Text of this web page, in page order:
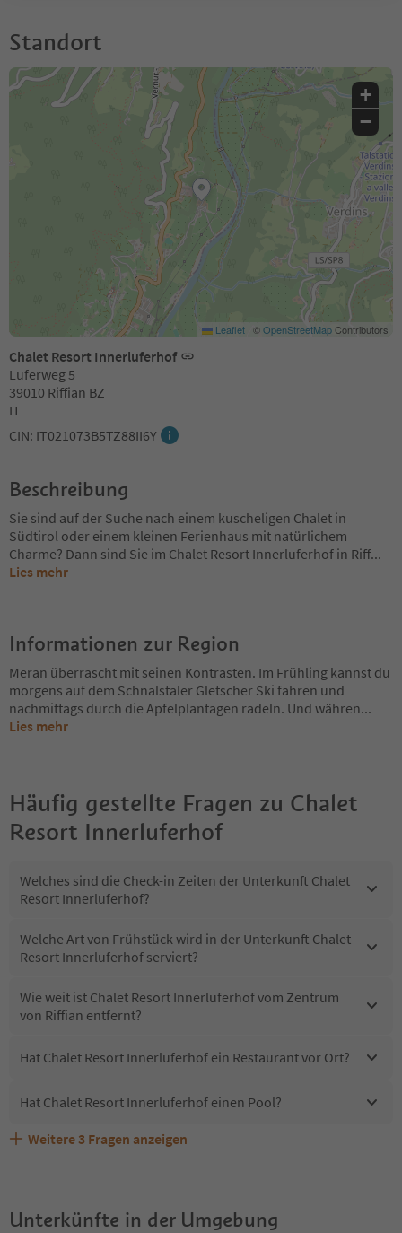
Standort
Chalet Resort Innerluferhof
Luferweg 5
39010 Riffian BZ
IT
CIN: IT021073B5TZ88II6Y
+
−
Leaflet | ©OpenStreetMapContributors
Beschreibung
Sie sind auf der Suche nach einem kuscheligen Chalet in
Südtirol oder einem kleinen Ferienhaus mit natürlichem
Charme? Dann sind Sie im Chalet Resort Innerluferhof in Riff...
Lies mehr
Informationen zur Region
Meran überrascht mit seinen Kontrasten. Im Frühling kannst du
morgens auf dem Schnalstaler Gletscher Ski fahren und
nachmittags durch die Apfelplantagen radeln. Und währen...
Lies mehr
Häufig gestellte Fragen zu Chalet
Resort Innerluferhof
Welches sind die Check-in Zeiten der Unterkunft Chalet
Resort Innerluferhof?
Welche Art von Frühstück wird in der Unterkunft Chalet
Resort Innerluferhof serviert?
Wie weit ist Chalet Resort Innerluferhof vom Zentrum
von Riffian entfernt?
Hat Chalet Resort Innerluferhof ein Restaurant vor Ort?
Hat Chalet Resort Innerluferhof einen Pool?
Sind Haustiere in der Unterkunft Chalet Resort
Welche Services bietet Chalet Resort Innerluferhof?
Erhalten die Gäste von Chalet Resort Innerluferhof einen
Weitere 3 Fragen anzeigen
Unterkünfte in der Umgebung